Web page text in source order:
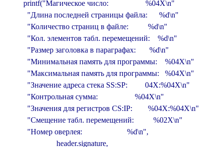
        printf("Магическое число:                   %04X\n"
          "Длина последней страницы файла:      %d\n"
          "Количество страниц в файле:          %d\n"
          "Кол. элементов табл. перемещений:    %d\n"
          "Размер заголовка в параграфах:       %d\n"
          "Минимальная память для программы:    %04X\n"
          "Максимальная память для программы:   %04X\n"
          "Значение адреса стека SS:SP:         04X:%04X\n"
          "Контрольная сумма:                   %04X\n"
          "Значения для регистров CS:IP:        %04X:%04X\n"
          "Смещение табл. перемещений:          %02X\n"
          "Номер оверлея:                       %d\n",
                         header.signature,